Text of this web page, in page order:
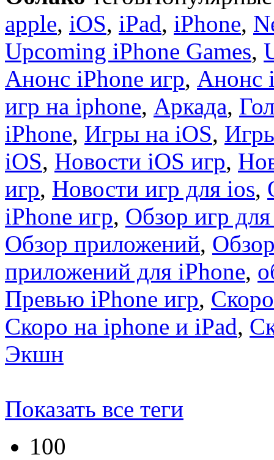
apple, iOS, iPad, iPhone,
Upcoming iPhone Games,
Анонс iPhone игр, Анонс
игр на iphone, Аркада,
iPhone, Игры на iOS,
iOS, Новости iOS игр,
игр, Новости игр для ios,
iPhone игр, Обзор игр
Обзор приложений,
приложений для iPhone,
Превью iPhone игр,
Скоро на iphone и iPad,
Экшн
Показать все теги
100